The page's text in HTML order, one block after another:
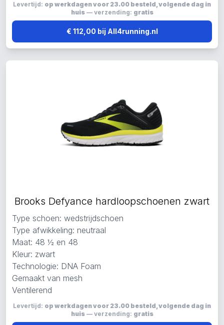
Levertijd: op werkdagen voor 23.00 besteld, volgende dag in
huis— verzending: gratis
€ 112,00 bij All4running.nl
Brooks Defyance hardloopschoenen zwart
Type schoen: wedstrijdschoen
Type afwikkeling: neutraal
Maat: 48 ½ en 48
Kleur: zwart
Technologie: DNA Foam
Gemaakt van mesh
Ventilerend
Levertijd: op werkdagen voor 23.00 besteld, volgende dag in
huis— verzending: gratis